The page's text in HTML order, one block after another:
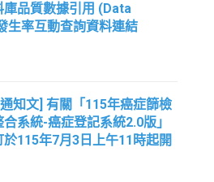
庫品質數據引用 (Data
生率互動查詢資料連結
知文] 有關「115年癌症篩檢
系統-癌症登記系統2.0版」
115年7月3日上午11時起開